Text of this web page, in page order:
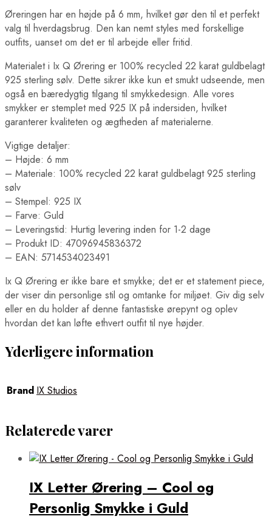
Øreringen har en højde på 6 mm, hvilket gør den til et perfekt
valg til hverdagsbrug. Den kan nemt styles med forskellige
outfits, uanset om det er til arbejde eller fritid.
Materialet i Ix Q Ørering er 100% recycled 22 karat guldbelagt
925 sterling sølv. Dette sikrer ikke kun et smukt udseende, men
også en bæredygtig tilgang til smykkedesign. Alle vores
smykker er stemplet med 925 IX på indersiden, hvilket
garanterer kvaliteten og ægtheden af materialerne.
Vigtige detaljer:
– Højde: 6 mm
– Materiale: 100% recycled 22 karat guldbelagt 925 sterling
sølv
– Stempel: 925 IX
– Farve: Guld
– Leveringstid: Hurtig levering inden for 1-2 dage
– Produkt ID: 47096945836372
– EAN: 5714534023491
Ix Q Ørering er ikke bare et smykke; det er et statement piece,
der viser din personlige stil og omtanke for miljøet. Giv dig selv
eller en du holder af denne fantastiske ørepynt og oplev
hvordan det kan løfte ethvert outfit til nye højder.
Yderligere information
Brand IX Studios
Relaterede varer
IX Letter Ørering – Cool og
Personlig Smykke i Guld